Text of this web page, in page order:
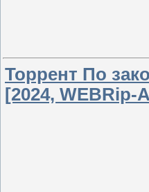
Торрент По
[2024, WEBRip-